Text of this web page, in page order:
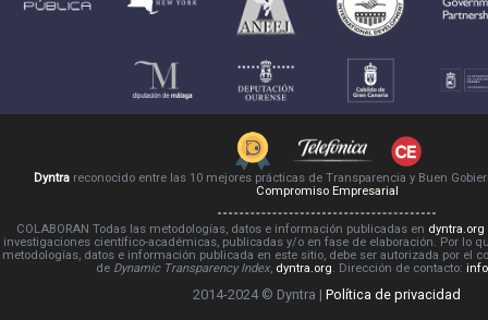
Dyntrareconocido entre las 10 mejores prácticas de Transparencia y Buen
Compromiso Empresarial
COLABORAN Todas las metodologías, datos e información publicadas en dyntra.org
investigaciones científico-académicas, publicadas y/o en fase de elaboración. Por lo
metodologías, datos e información publicada en este sitio, debe ser autorizada por el
de Dynamic Transparency Index, dyntra.org. Dirección de contacto:
2014-2024 © Dyntra | Política de privacidad